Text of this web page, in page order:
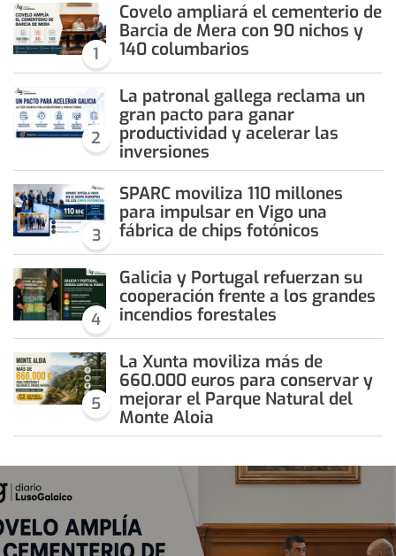
1
Covelo ampliará el cementerio de
Barcia de Mera con 90 nichos y
140 columbarios
2
La patronal gallega reclama un
gran pacto para ganar
productividad y acelerar las
inversiones
3
SPARC moviliza 110 millones
para impulsar en Vigo una
fábrica de chips fotónicos
4
Galicia y Portugal refuerzan su
cooperación frente a los grandes
incendios forestales
5
La Xunta moviliza más de
660.000 euros para conservar y
mejorar el Parque Natural del
Monte Aloia